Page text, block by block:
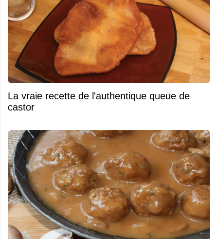
La vraie recette de l'authentique queue de
castor